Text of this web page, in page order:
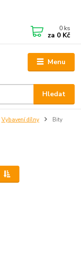
Menu
Hledat
0 ks
za 0 Kč
Vybavení dílny
Bity